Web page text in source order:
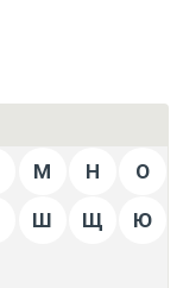
М Н О
Ш Щ Ю